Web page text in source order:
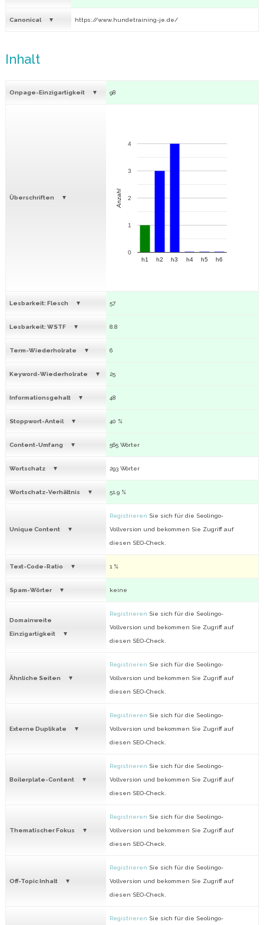
Canonical https://www.hundetraining-je.de/
Inhalt
Onpage-Einzigartigkeit 98
Überschriften
h1 h2 h3 h4 h5 h6
0
1
2
3
4
Anzahl
Lesbarkeit: Flesch 57
Lesbarkeit: WSTF 8.8
Term-Wiederholrate 6
Keyword-Wiederholrate 25
Informationsgehalt 48
Stoppwort-Anteil 40 %
Content-Umfang 565 Wörter
Wortschatz 293 Wörter
Wortschatz-Verhältnis 51.9 %
Unique Content
Registrieren Sie sich für die Seolingo-
Vollversion und bekommen Sie Zugriff auf
diesen SEO-Check.
Text-Code-Ratio 1 %
Spam-Wörter keine
Domainweite
Einzigartigkeit
Registrieren Sie sich für die Seolingo-
Vollversion und bekommen Sie Zugriff auf
diesen SEO-Check.
Ähnliche Seiten
Registrieren Sie sich für die Seolingo-
Vollversion und bekommen Sie Zugriff auf
diesen SEO-Check.
Externe Duplikate
Registrieren Sie sich für die Seolingo-
Vollversion und bekommen Sie Zugriff auf
diesen SEO-Check.
Boilerplate-Content
Registrieren Sie sich für die Seolingo-
Vollversion und bekommen Sie Zugriff auf
diesen SEO-Check.
Thematischer Fokus
Registrieren Sie sich für die Seolingo-
Vollversion und bekommen Sie Zugriff auf
diesen SEO-Check.
Off-Topic Inhalt
Registrieren Sie sich für die Seolingo-
Vollversion und bekommen Sie Zugriff auf
diesen SEO-Check.
Registrieren Sie sich für die Seolingo-